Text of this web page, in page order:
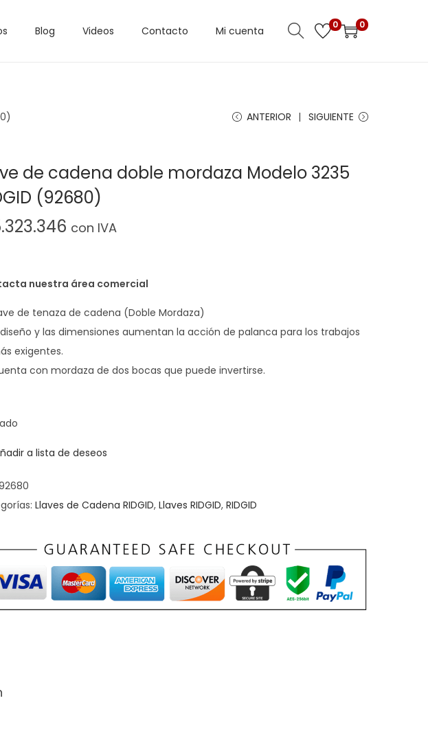
Blog Videos Contacto Mi cuenta 0 0
ANTERIOR SIGUIENTE
de cadena doble mordaza Modelo 3235
(92680)
con IVA
nuestra área comercial
de tenaza de cadena (Doble Mordaza)
diseño y las dimensiones aumentan la acción de palanca para los trabajos
exigentes.
con mordaza de dos bocas que puede invertirse.
a lista de deseos
Llaves de Cadena RIDGID, Llaves RIDGID, RIDGID